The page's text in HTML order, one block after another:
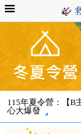
115年夏令營：【B
心大爆發